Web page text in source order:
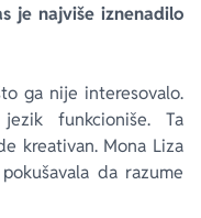
je najviše iznenadilo
ga nije interesovalo.
funkcioniše. Ta
kreativan. Mona Liza
da razume